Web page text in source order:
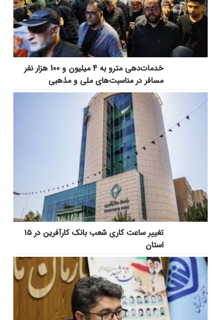
خدمات‌دهي مترو به 4 ميليون و 100 هزار نفر
مسافر در مناسبت‌هاي ملي و مذهبي
تغییر ساعت کاری شعب بانک کارآفرین در ۱۵
استان